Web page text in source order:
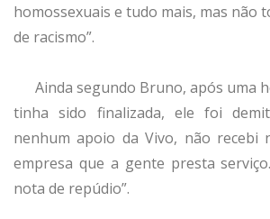
homossexuais e tudo mais, mas não
de racismo”.
Ainda segundo Bruno, após uma
tinha sido finalizada, ele foi
nenhum apoio da Vivo, não recebi
empresa que a gente presta
nota de repúdio”.